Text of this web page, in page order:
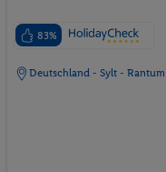
83%
Deutschland - Sylt - Rantum